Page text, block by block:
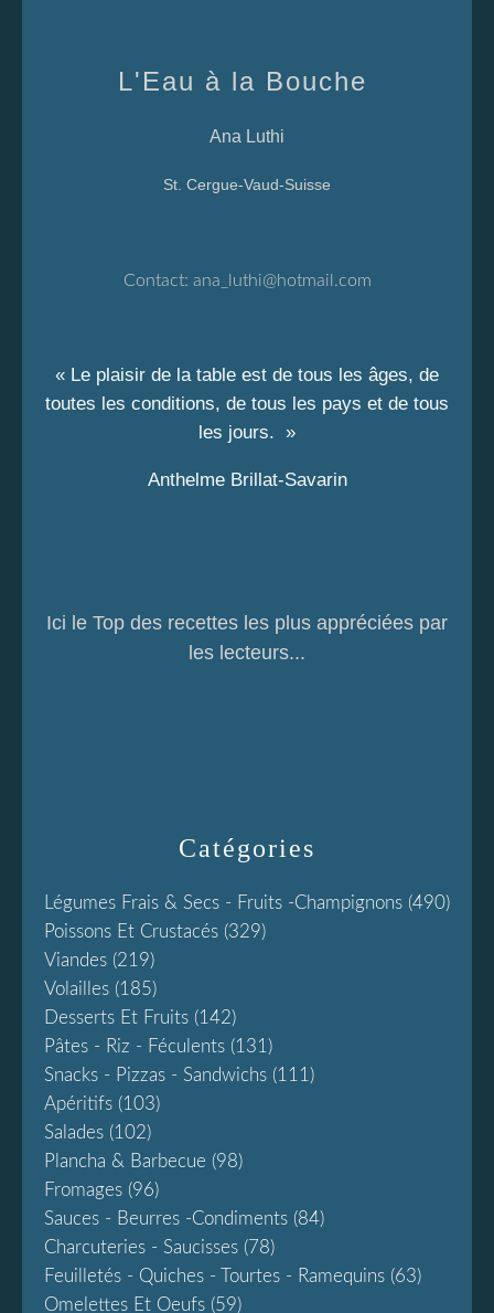
Catégories
Légumes Frais & Secs - Fruits -champignons (490)
Poissons Et Crustacés (329)
Viandes (219)
Volailles (185)
Desserts Et Fruits (142)
Pâtes - Riz - Féculents (131)
Snacks - Pizzas - Sandwichs (111)
Apéritifs (103)
Salades (102)
Plancha & Barbecue (98)
Fromages (96)
Sauces - Beurres -condiments (84)
Charcuteries - Saucisses (78)
Feuilletés - Quiches - Tourtes - Ramequins (63)
Omelettes Et Oeufs (59)
L'Eau à la Bouche
Ana Luthi
St. Cergue-Vaud-Suisse
Contact: ana_luthi@hotmail.com
« Le plaisir de la table est de tous les âges, de
toutes les conditions, de tous les pays et de tous
les jours. »
Anthelme Brillat-Savarin
Ici le Top des recettes les plus appréciées par
les lecteurs...